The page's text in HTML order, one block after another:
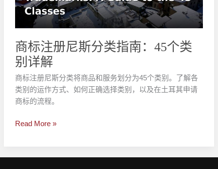
商标注册尼斯分类指南：45个类
别详解
商标注册尼斯分类将商品和服务划分为45个类别。了解各
类别的运作方式、如何正确选择类别，以及在土耳其申请
商标的流程。
分
指
南：
45
个
类
别
详
Read More »